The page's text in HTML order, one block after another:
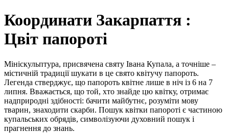
Координати Закарпаття :
Цвіт папороті
Мініскульптура, присвячена святу Івана Купала, а точніше –
містичній традиції шукати в це свято квітучу папороть.
Легенда стверджує, що папороть квітне лише в ніч із 6 на 7
липня. Вважається, що той, хто знайде цю квітку, отримає
надприродні здібності: бачити майбутнє, розуміти мову
тварин, знаходити скарби. Пошук квітки папороті є частиною
купальських обрядів, символізуючи духовний пошук і
прагнення до знань.